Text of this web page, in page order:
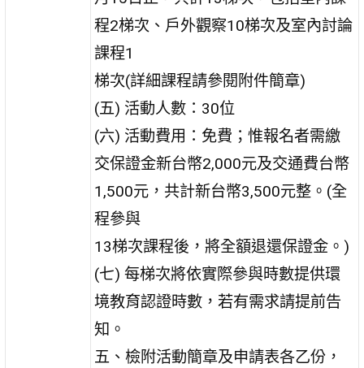
程2梯次、戶外觀察10梯次及室內討論
課程1
梯次(詳細課程請參閱附件簡章)
(五) 活動人數：30位
(六) 活動費用：免費；惟報名者需繳
交保證金新台幣2,000元及交通費台幣
1,500元，共計新台幣3,500元整。(全
程參與
13梯次課程後，將全額退還保證金。)
(七) 每梯次將依實際參與時數提供環
境教育認證時數，若有需求請提前告
知。
五、檢附活動簡章及申請表各乙份，